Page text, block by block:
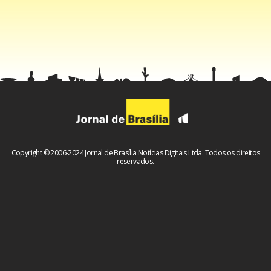
Copyright © 2006-2024 Jornal de Brasília Notícias Digitais Ltda. Todos os direitos
reservados.